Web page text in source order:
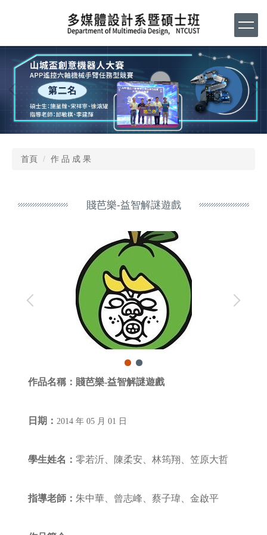
要
區
首頁 作 品 成 果
賤芭樂-益智解謎遊戲
作品名稱： 賤芭樂-益智解謎遊戲
日期： 2014 年 05 月 01 日
學生姓名： 零若沂、陳柔安、林筠翔、笠原大哲
指導老師： 朱中華、曾志峰、蔡子瑋、金啟平